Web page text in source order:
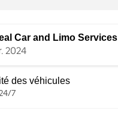
Car and Limo Services
2024
des véhicules
7